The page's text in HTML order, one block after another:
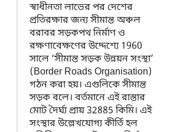
স্বাধীনতা লাভের পর দেশের
প্রতিরক্ষার জন্য সীমান্ত অঞ্চল
বরাবর সড়কপথ নির্মাণ ও
রক্ষণাবেক্ষণের উদ্দেশ্যে 1960
সালে ‘সীমান্ত সড়ক উন্নয়ন সংস্থা’
(Border Roads Organisation)
গঠন করা হয়। এগুলিকে সীমান্ত
সড়ক বলে। বর্তমানে এই রাস্তার
মোট দৈর্ঘ্য প্রায় 32885 কিমি। এই
সংস্থার উল্লেখযোগ্য কীর্তি হল